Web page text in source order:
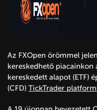
Az FXOpen örömmel
kereskedhető piacainkon
kereskedett alapot (ETF)
(CFD) TickTrader